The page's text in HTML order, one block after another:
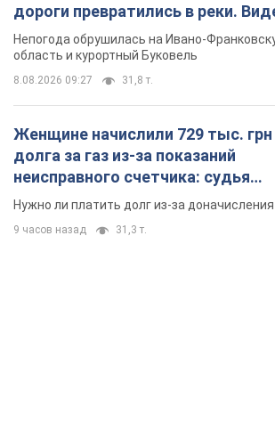
дороги превратились в реки.
Непогода обрушилась на Ивано-
область и курортный Буковель
8.08.2026 09:27 31,8 т.
Женщине начислили 729 тыс. грн
долга за газ из-за показаний
неисправного счетчика: судья
вынес неожиданное решение
Нужно ли платить долг из-за доначисления
9 часов назад 31,3 т.